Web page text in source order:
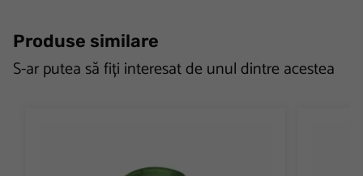
Produse similare
S-ar putea să fiți interesat de unul dintre acestea